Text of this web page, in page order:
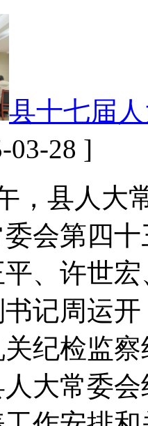
县十七届
03-28 ]
，县人大
会第四
、许世
记周运
纪检监
大常委